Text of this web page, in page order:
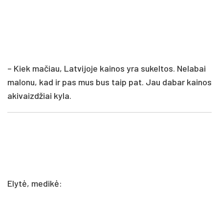
– Kiek mačiau, Latvijoje kainos yra sukeltos. Nelabai
malonu, kad ir pas mus bus taip pat. Jau dabar kainos
akivaizdžiai kyla.
Elytė, medikė: